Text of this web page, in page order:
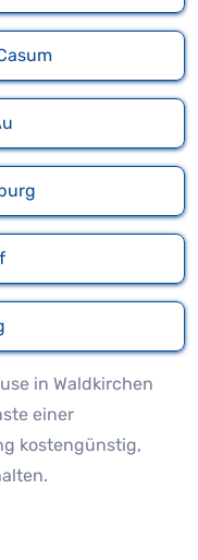
in Waldkirchen
einer
kostengünstig,